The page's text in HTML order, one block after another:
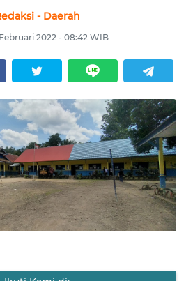
- Daerah
2022 - 08:42 WIB